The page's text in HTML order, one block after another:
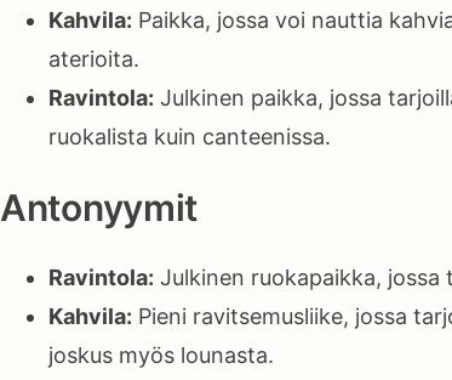
Kahvila: Paikka, jossa voi nauttia
aterioita.
Ravintola: Julkinen paikka, jossa
ruokalista kuin canteenissa.
Antonyymit
Ravintola: Julkinen ruokapaikka, jossa
Kahvila: Pieni ravitsemusliike, jossa
joskus myös lounasta.